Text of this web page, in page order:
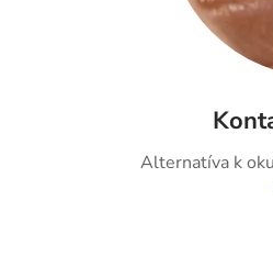
Alternatíva k